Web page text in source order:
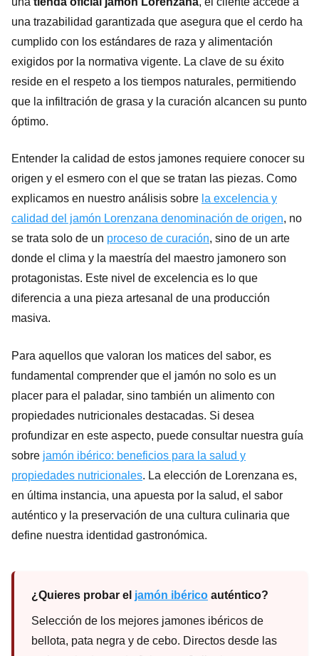
una trazabilidad garantizada que asegura que el cerdo ha
cumplido con los estándares de raza y alimentación
exigidos por la normativa vigente. La clave de su éxito
reside en el respeto a los tiempos naturales, permitiendo
que la infiltración de grasa y la curación alcancen su punto
óptimo.
Entender la calidad de estos jamones requiere conocer su
origen y el esmero con el que se tratan las piezas. Como
explicamos en nuestro análisis sobre la excelencia y
calidad del jamón Lorenzana denominación de origen, no
se trata solo de un proceso de curación, sino de un arte
donde el clima y la maestría del maestro jamonero son
protagonistas. Este nivel de excelencia es lo que
diferencia a una pieza artesanal de una producción
masiva.
Para aquellos que valoran los matices del sabor, es
fundamental comprender que el jamón no solo es un
placer para el paladar, sino también un alimento con
propiedades nutricionales destacadas. Si desea
profundizar en este aspecto, puede consultar nuestra guía
sobre jamón ibérico: beneficios para la salud y
propiedades nutricionales. La elección de Lorenzana es,
en última instancia, una apuesta por la salud, el sabor
auténtico y la preservación de una cultura culinaria que
define nuestra identidad gastronómica.
¿Quieres probar el jamón ibérico auténtico?
Selección de los mejores jamones ibéricos de
bellota, pata negra y de cebo. Directos desde las